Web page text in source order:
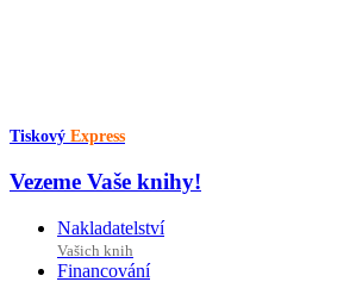
Tiskový Express
Vezeme Vaše knihy!
Nakladatelství
Vašich knih
Financování